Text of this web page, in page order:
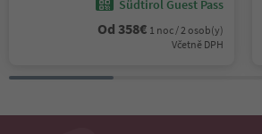
Südtirol Guest Pass
Od 358€ 1 noc / 2 osob(y)
Včetně DPH